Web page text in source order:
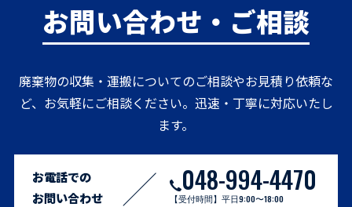
お問い合わせ・ご相談
廃棄物の収集・運搬についてのご相談やお見積り依頼な
ど、お気軽にご相談ください。迅速・丁寧に対応いたし
ます。
お電話での
お問い合わせ
048-994-4470
【受付時間】平日9:00〜18:00